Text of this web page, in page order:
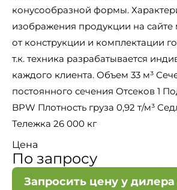
конусообразной формы.
изображения продукции на сайте
от конструкции и комплектации
т.к. техника разрабатывается
каждого клиента. Объем 33 м³
постоянного сечения Отсеков 1
BPW Плотность груза 0,92 т/м³
Тележка 26 000 кг
Цена
По запросу
Запросить цену у дилера